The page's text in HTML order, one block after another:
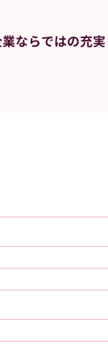
ならではの充